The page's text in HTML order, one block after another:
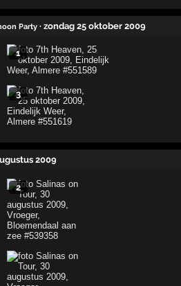
Party · zondag 25 oktober 2009
1
3
2009
2